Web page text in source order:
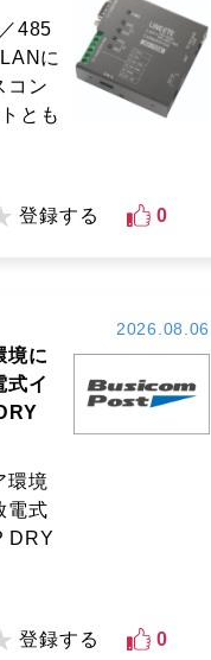
485
に
コン
とも
登録する 0
2026.08.06
境に
式イ
環境
電式
DRY
登録する 0